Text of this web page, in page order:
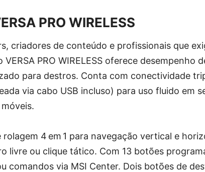
PRO WIRELESS
criadores de conteúdo e profissionais que
PRO WIRELESS oferece desempenho
para destros. Conta com conectividade
via cabo USB incluso) para uso fluido em
rolagem 4 em 1 para navegação vertical e
livre ou clique tático. Com 13 botões
comandos via MSI Center. Dois botões de